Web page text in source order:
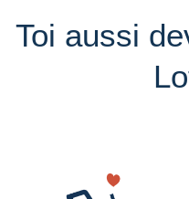
Toi aussi